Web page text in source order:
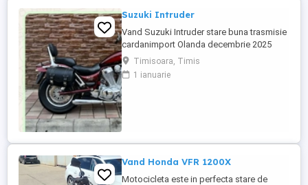
Suzuki Intruder
Vand Suzuki Intruder stare buna trasmisie
cardanimport Olanda decembrie 2025
inmatriculat RO IN FEBRUARIE Nu raspund
la mesaje.Schimb cu ATV plus sau minus
diferenta
Timisoara, Timis
1 ianuarie
Vand Honda VFR 1200X
Motocicleta este in perfecta stare de